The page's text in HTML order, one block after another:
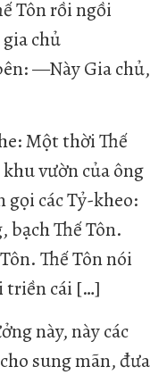
Tôn rồi ngồi
chủ
—Này Gia chủ,
Một thời Thế
vườn của ông
gọi các Tỷ-kheo:
Thế Tôn.
Thế Tôn nói
triền cái […]
này, này các
sung mãn, đưa